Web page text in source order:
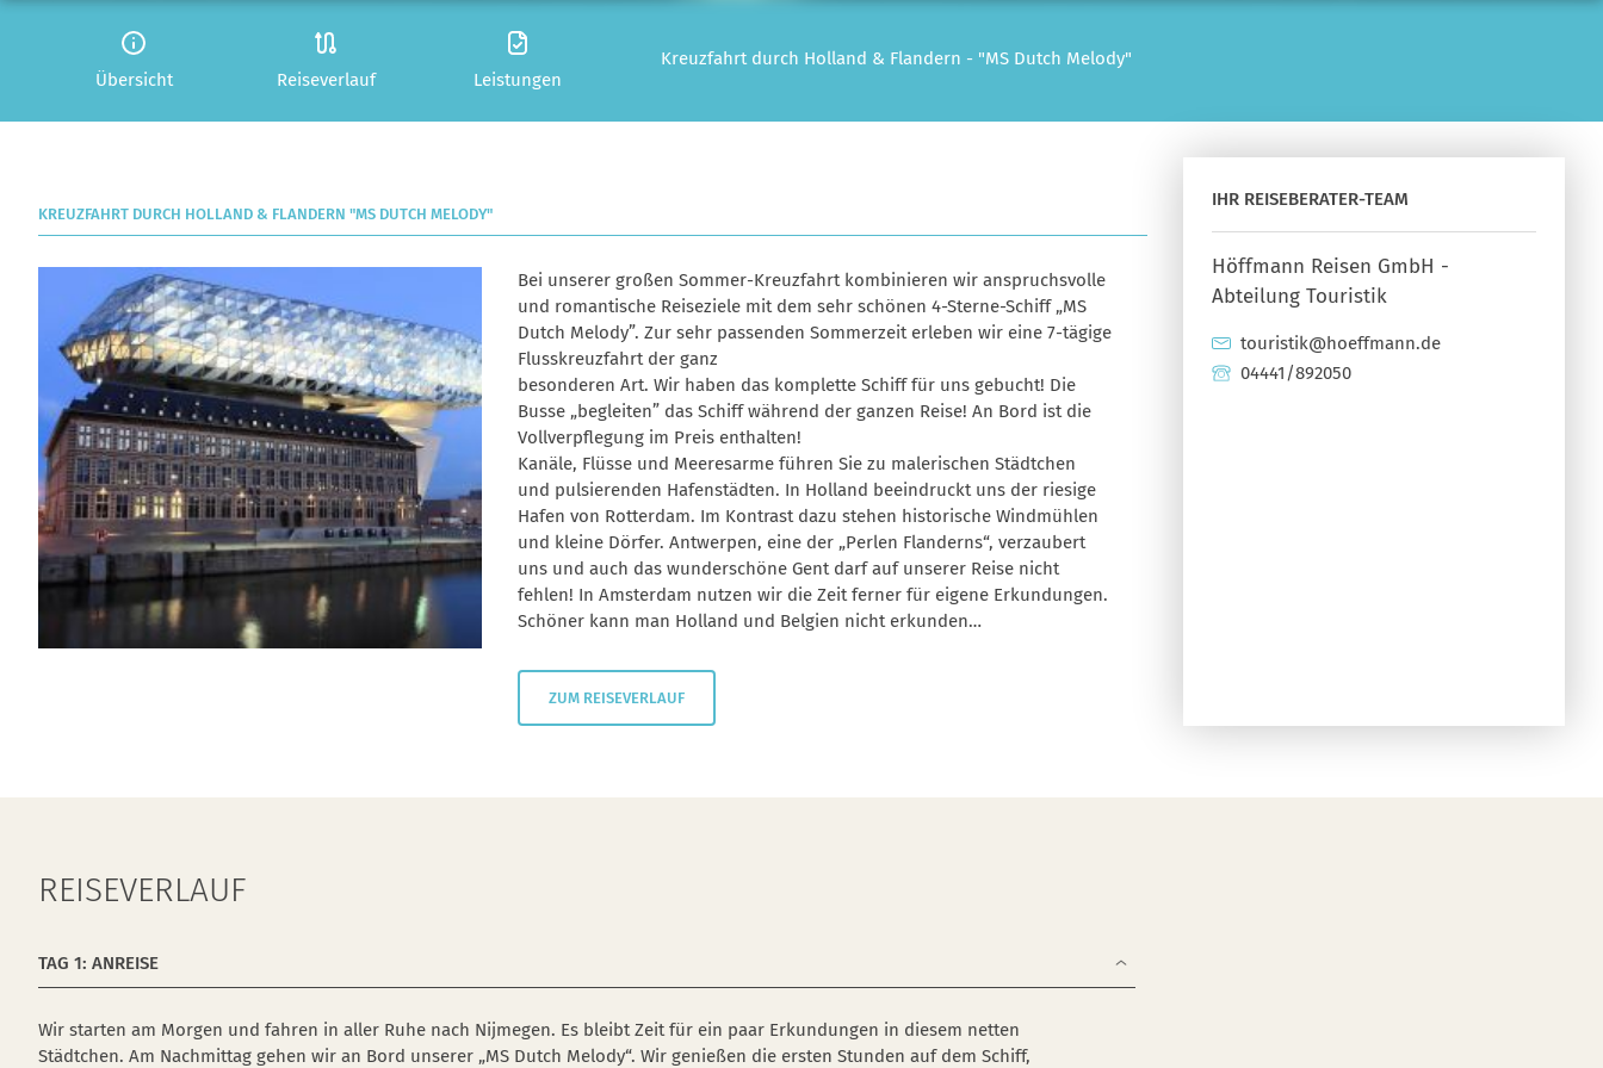
Übersicht Reiseverlauf Leistungen
Kreuzfahrt durch Holland & Flandern - "MS Dutch Melody"
KREUZFAHRT DURCH HOLLAND & FLANDERN "MS DUTCH MELODY"
Bei unserer großen Sommer-Kreuzfahrt kombinieren wir anspruchsvolle
und romantische Reiseziele mit dem sehr schönen 4-Sterne-Schiff „MS
Dutch Melody”. Zur sehr passenden Sommerzeit erleben wir eine 7-tägige
Flusskreuzfahrt der ganz
besonderen Art. Wir haben das komplette Schiff für uns gebucht! Die
Busse „begleiten” das Schiff während der ganzen Reise! An Bord ist die
Vollverpflegung im Preis enthalten!
Kanäle, Flüsse und Meeresarme führen Sie zu malerischen Städtchen
und pulsierenden Hafenstädten. In Holland beeindruckt uns der riesige
Hafen von Rotterdam. Im Kontrast dazu stehen historische Windmühlen
und kleine Dörfer. Antwerpen, eine der „Perlen Flanderns“, verzaubert
uns und auch das wunderschöne Gent darf auf unserer Reise nicht
fehlen! In Amsterdam nutzen wir die Zeit ferner für eigene Erkundungen.
Schöner kann man Holland und Belgien nicht erkunden…
ZUM REISEVERLAUF
IHR REISEBERATER-TEAM
Höffmann Reisen GmbH -
Abteilung Touristik
touristik@hoeffmann.de
04441/892050
REISEVERLAUF
TAG 1: ANREISE
Wir starten am Morgen und fahren in aller Ruhe nach Nijmegen. Es bleibt Zeit für ein paar Erkundungen in diesem netten
Städtchen. Am Nachmittag gehen wir an Bord unserer „MS Dutch Melody“. Wir genießen die ersten Stunden auf dem Schiff,